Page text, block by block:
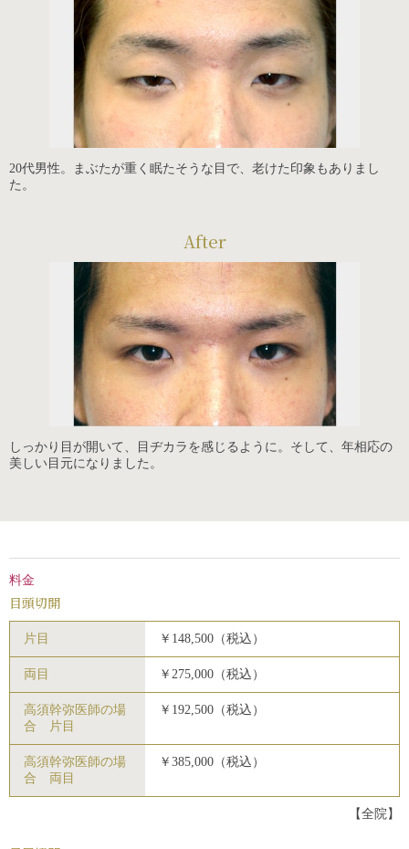
20代男性。まぶたが重く眠たそうな目で、老けた印象もありまし
た。
After
しっかり目が開いて、目ヂカラを感じるように。そして、年相応の
美しい目元になりました。
料金
目頭切開
片目 ￥148,500（税込）
両目 ￥275,000（税込）
高須幹弥医師の場
合 片目
￥192,500（税込）
高須幹弥医師の場
合 両目
￥385,000（税込）
【全院】